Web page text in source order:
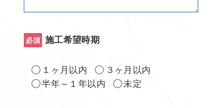
必須 施工希望時期
１ヶ月以内
３ヶ月以内
半年～１年以内
未定